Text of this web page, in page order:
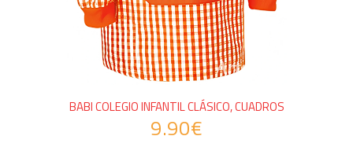
BABI COLEGIO INFANTIL CLÁSICO, CUADROS
9.90€